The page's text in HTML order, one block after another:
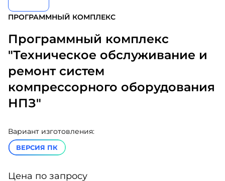
ПРОГРАММНЫЙ КОМПЛЕКС
Программный комплекс
"Техническое обслуживание и
ремонт систем
компрессорного оборудования
НПЗ"
Вариант изготовления:
ВЕРСИЯ ПК
Цена по запросу